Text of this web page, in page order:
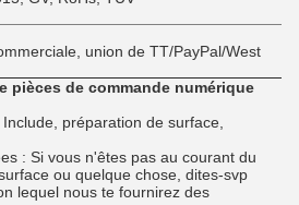
union de TT/PayPal/West
pièces de commande numérique
préparation de surface,
: Si vous n'êtes pas au courant du
ou quelque chose, dites-svp
lequel nous te fournirez des